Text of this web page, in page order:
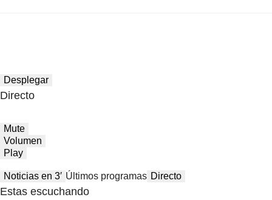
Desplegar
Directo
Mute
Volumen
Play
Noticias en 3′ Últimos programas Directo
Estas escuchando